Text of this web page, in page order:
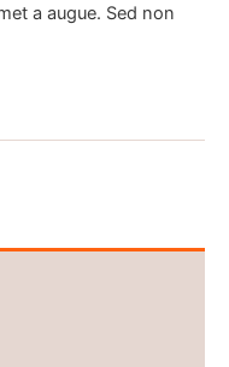
a augue. Sed non